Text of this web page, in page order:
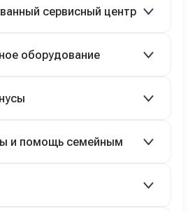
сервисный центр
оборудование
и помощь семейным